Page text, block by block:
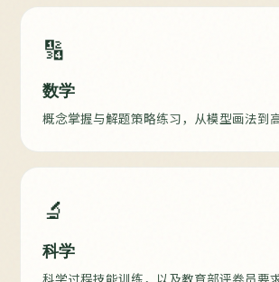
🔢
数学
概念掌握与解题策略练习，从模型画法到
🔬
科学
科学过程技能训练，以及教育部评卷员要